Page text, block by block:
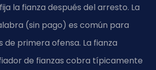
la fianza después del arresto. La
(sin pago) es común para
de primera ofensa. La fianza
de fianzas cobra típicamente